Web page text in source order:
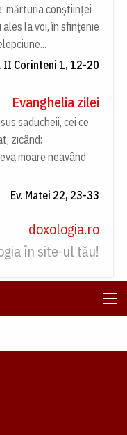
mărturia conștiinței
la voi, în sfințenie
II Corinteni 1, 12-20
Evanghelia zilei
saducheii, cei ce
zicând:
moare neavând
Ev. Matei 22, 23-33
doxologia.ro
în site-ul tău!